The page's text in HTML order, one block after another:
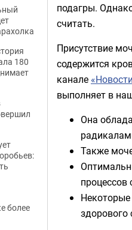
подагры.
считать.
Присутствие
содержится
канале
выполняет в
Она
Также
процессов
здорового
180
более